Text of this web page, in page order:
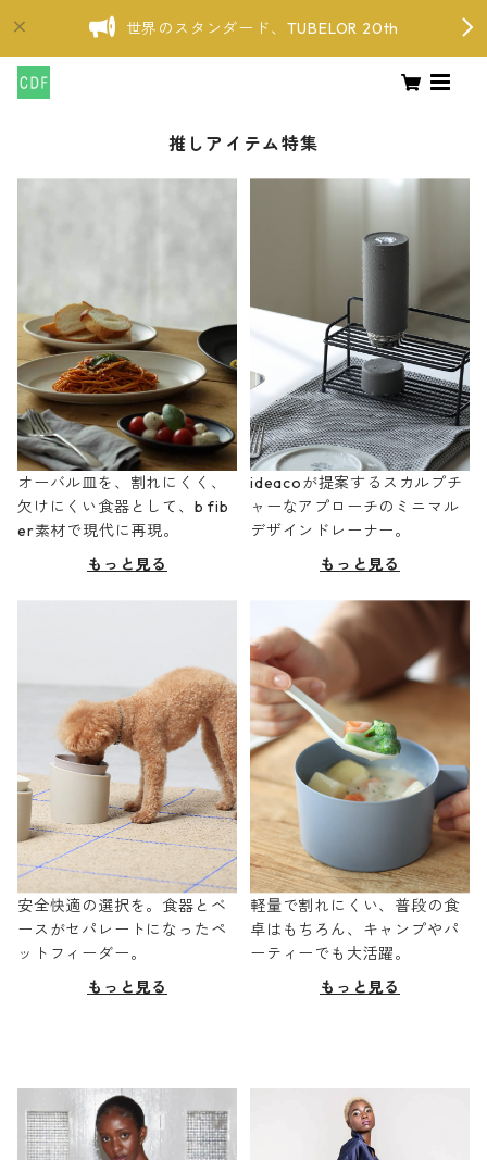
世界のスタンダード、TUBELOR 20th
推しアイテム特集
オーバル皿を、割れにくく、
欠けにくい食器として、b fib
er素材で現代に再現。
もっと見る
ideacoが提案するスカルプチ
ャーなアプローチのミニマル
デザインドレーナー。
もっと見る
安全快適の選択を。食器とベ
ースがセパレートになったペ
ットフィーダー。
もっと見る
軽量で割れにくい、普段の食
卓はもちろん、キャンプやパ
ーティーでも大活躍。
もっと見る